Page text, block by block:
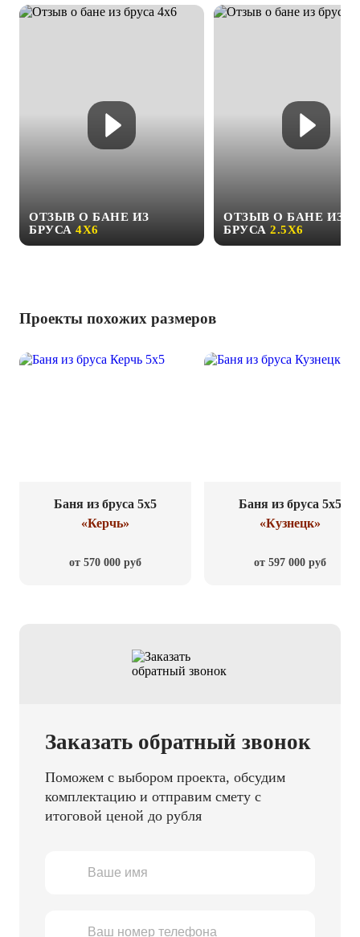
ОТЗЫВ О БАНЕ ИЗ
БРУСА 4Х6
ОТЗЫВ О БАНЕ ИЗ
БРУСА 2.5Х6
Проекты похожих размеров
Баня из бруса 5x5
«Керчь»
от 570 000 руб
Баня из бруса 5x5
«Кузнецк»
от 597 000 руб
Заказать обратный звонок
Поможем с выбором проекта, обсудим
комплектацию и отправим смету с
итоговой ценой до рубля